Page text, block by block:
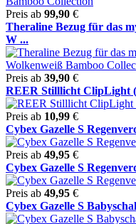
Preis ab 99,90 €
Theraline Bezug für das
W ...
Preis ab 39,90 €
REER Stilllicht ClipLight
Preis ab 10,99 €
Cybex Gazelle S
Preis ab 49,95 €
Cybex Gazelle S
Preis ab 49,95 €
Cybex Gazelle S